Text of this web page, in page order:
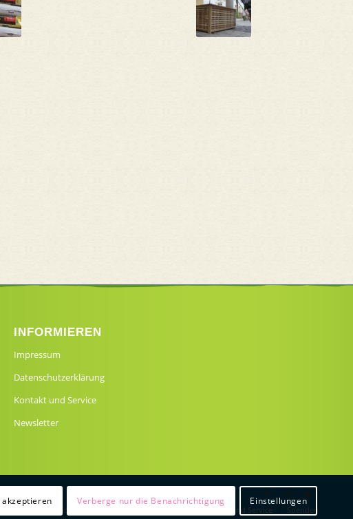
INFORMIEREN
Impressum
Datenschutzerklärung
Kontakt und Service
Newsletter
Themenbereiche & Aktionen Kontakt und Service Spenden
Verberge nur die Benachrichtigung Einstellungen